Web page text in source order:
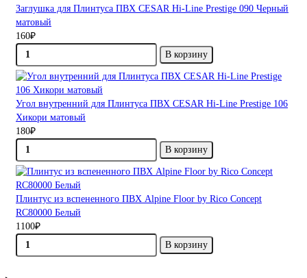
Заглушка для Плинтуса ПВХ CESAR Hi-Line Prestige 090 Черный
матовый
160₽
В корзину
Угол внутренний для Плинтуса ПВХ CESAR Hi-Line Prestige 106
Хикори матовый
180₽
В корзину
Плинтус из вспененного ПВХ Alpine Floor by Rico Concept
RC80000 Белый
1100₽
В корзину